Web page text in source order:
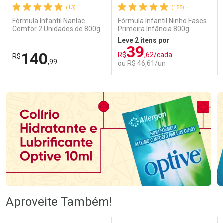
(13)
Fórmula Infantil Nanlac
Comfor 2 Unidades de 800g
R$140,99
(155)
Fórmula Infantil Ninho Fases
Primeira Infância 800g
Leve 2 itens por
R$39,62/cada
ou R$ 46,61/un
Laboratório
Por Menos
Aproveite Também!